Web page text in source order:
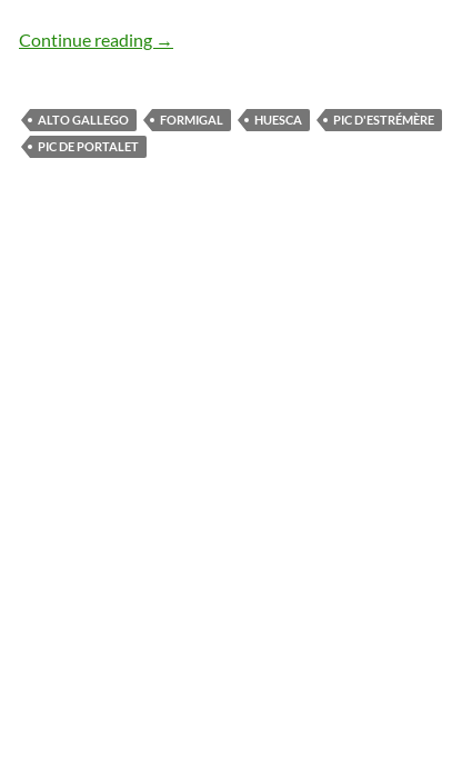
Continue reading Pirineos con frontera. Portalet
→
ALTO GALLEGO FORMIGAL HUESCA
PIC D'ESTRÉMÈRE
PIC DE PORTALET